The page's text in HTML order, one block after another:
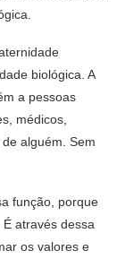
biológica. A
a pessoas
médicos,
alguém. Sem
função, porque
através dessa
os valores e